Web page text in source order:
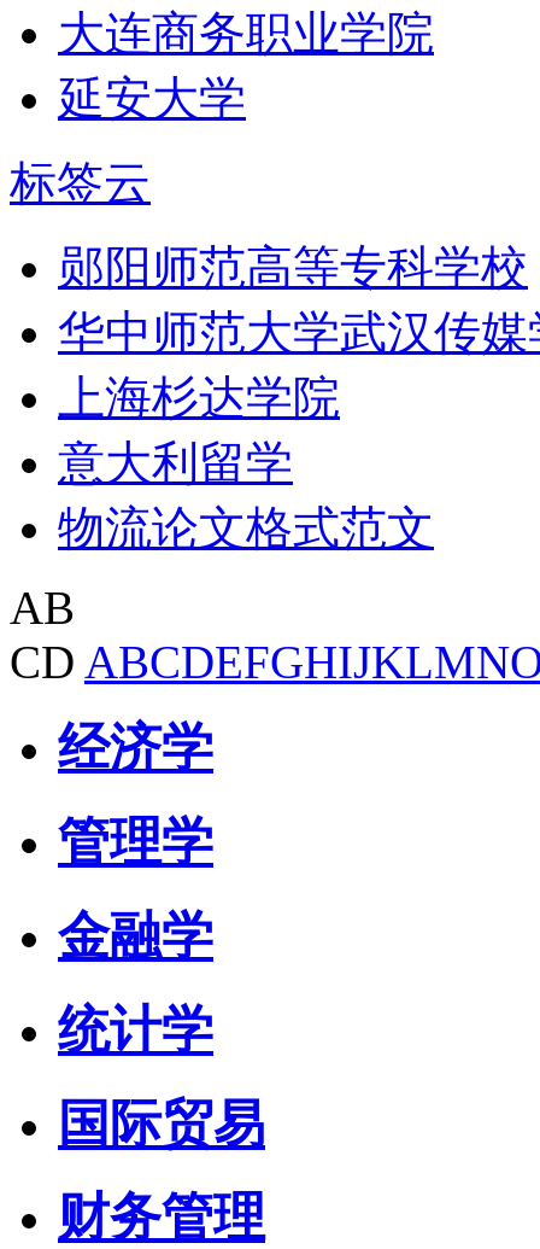
大连商务职业学院
延安大学
标签云
郧阳师范高等专科学校
华中师范大学武汉传媒
上海杉达学院
意大利留学
物流论文格式范文
AB
CD ABCDEFGHIJKLMN
经济学
管理学
金融学
统计学
国际贸易
财务管理